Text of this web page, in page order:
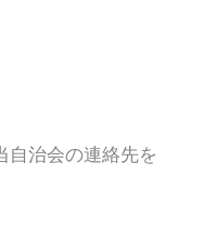
自治会の連絡先を